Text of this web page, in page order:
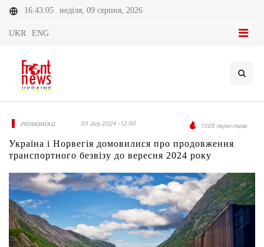
16:43:05 неділя, 09 серпня, 2026
UKR ENG
економіка 03 July 2024 -12:00 1505 переглядів
Україна і Норвегія домовилися про продовження
транспортного безвізу до вересня 2024 року